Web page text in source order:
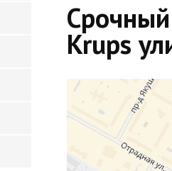
Krups